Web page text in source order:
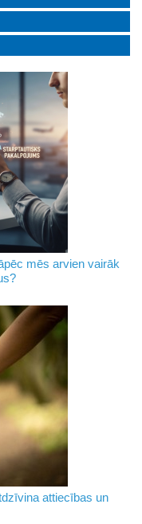
mēs arvien vairāk
attiecības un